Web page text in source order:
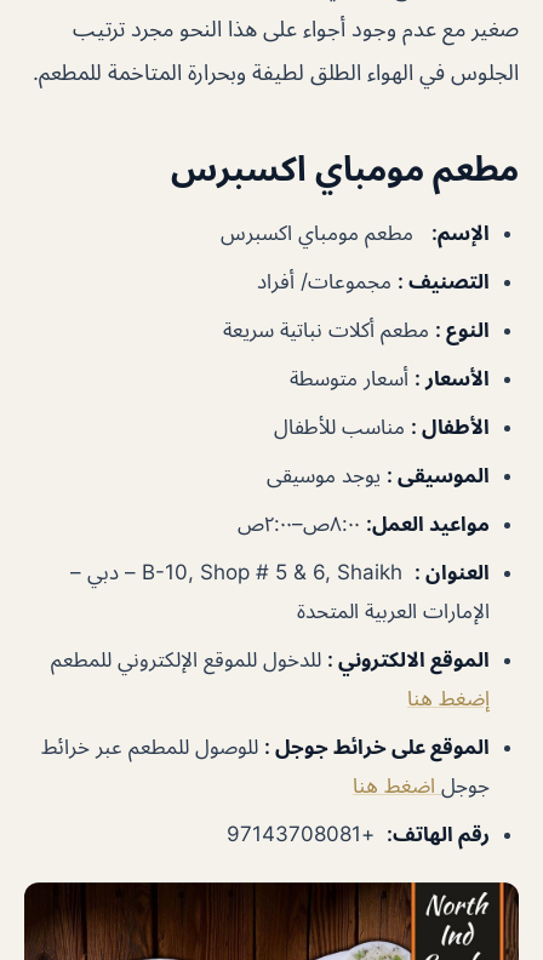
صغير مع عدم وجود أجواء على هذا النحو مجرد ترتيب
الجلوس في الهواء الطلق لطيفة وبحرارة المتاخمة للمطعم.
مطعم مومباي اكسبرس
الإسم: مطعم مومباي اكسبرس
التصنيف : مجموعات/ أفراد
النوع : مطعم أكلات نباتية سريعة
الأسعار : أسعار متوسطة
الأطفال : مناسب للأطفال
الموسيقى : يوجد موسيقى
مواعيد العمل:
العنوان :
B-10, Shop # 5 & 6, Shaikh – دبي –
الإمارات العربية المتحدة
الموقع الالكتروني : للدخول للموقع الإلكتروني للمطعم
إضغط هنا
الموقع على خرائط جوجل : للوصول للمطعم عبر خرائط
جوجل اضغط هنا
رقم الهاتف:
+97143708081